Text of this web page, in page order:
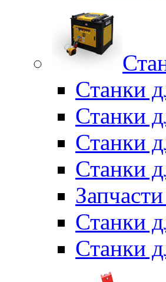
Станки
Станки
Станки
Станки
Станки
Станки